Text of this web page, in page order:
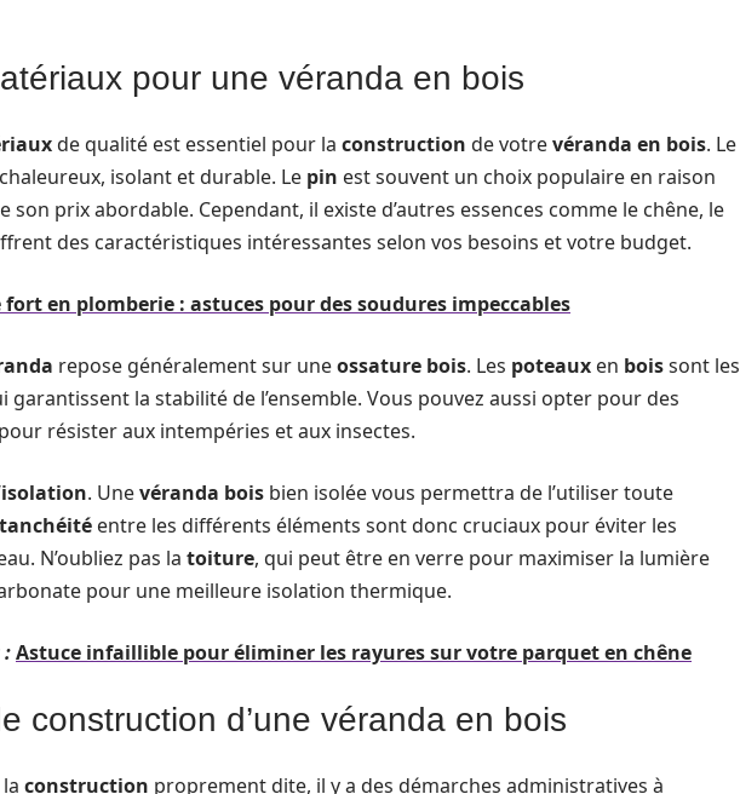
pour une véranda en bois
de qualité est essentiel pour la construction de votrevéranda en bois. Le
isolant et durable. Le pin est souvent un choix populaire en raison
son prix abordable. Cependant, il existe d’autres essences comme le chêne, le
des caractéristiques intéressantes selon vos besoins et votre budget.
fort en plomberie : astuces pour des soudures impeccables
repose généralement sur uneossature bois. Les poteaux en boissont les
la stabilité de l’ensemble. Vous pouvez aussi opter pour des
résister aux intempéries et aux insectes.
isolation. Unevéranda bois bien isolée vous permettra de l’utiliser toute
entre les différents éléments sont donc cruciaux pour éviter les
N’oubliez pas la toiture, qui peut être en verre pour maximiser la lumière
pour une meilleure isolation thermique.
:Astuce infaillible pour éliminer les rayures sur votre parquet en chêne
construction d’une véranda en bois
construction proprement dite, il y a des démarches administratives à